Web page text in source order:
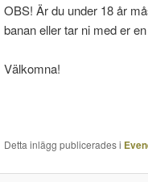
OBS! Är du under 18 år
banan eller tar ni med er
Välkomna!
Detta inlägg publicerades i